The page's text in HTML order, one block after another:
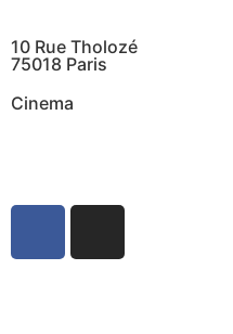
10 Rue Tholozé
75018 Paris
Cinema